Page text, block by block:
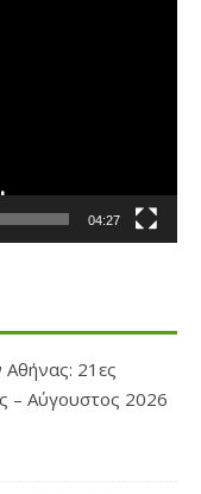
04:27
21ες
– Αύγουστος 2026